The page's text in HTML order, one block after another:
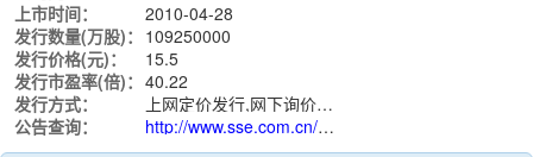
上市时间：
2010-04-28
发行数量(万股)： 109250000
发行价格(元)：
15.5
发行市盈率(倍)： 40.22
发行方式：
上网定价发行,网下询价发行
公告查询：
http://www.sse.com.cn/assortment/stock/list/info/announcement/index.shtml?productId=601369